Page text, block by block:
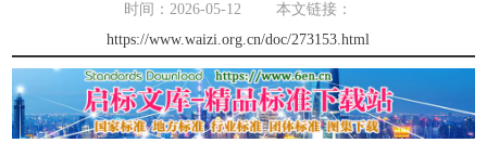
时间：2026-05-12 本文链接：
https://www.waizi.org.cn/doc/273153.html